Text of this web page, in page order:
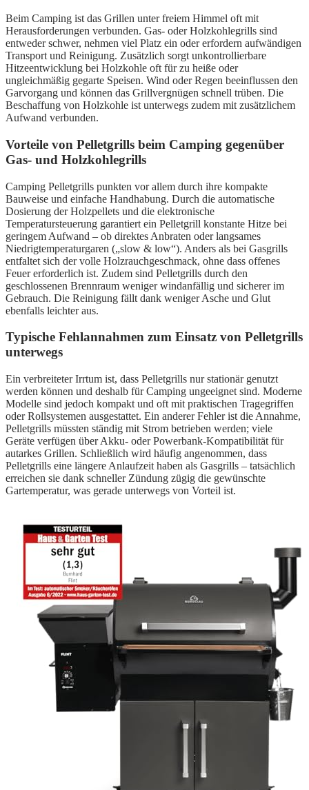
Beim Camping ist das Grillen unter freiem Himmel oft mit
Herausforderungen verbunden. Gas- oder Holzkohlegrills sind
entweder schwer, nehmen viel Platz ein oder erfordern aufwändigen
Transport und Reinigung. Zusätzlich sorgt unkontrollierbare
Hitzeentwicklung bei Holzkohle oft für zu heiße oder
ungleichmäßig gegarte Speisen. Wind oder Regen beeinflussen den
Garvorgang und können das Grillvergnügen schnell trüben. Die
Beschaffung von Holzkohle ist unterwegs zudem mit zusätzlichem
Aufwand verbunden.
Vorteile von Pelletgrills beim Camping gegenüber
Gas- und Holzkohlegrills
Camping Pelletgrills punkten vor allem durch ihre kompakte
Bauweise und einfache Handhabung. Durch die automatische
Dosierung der Holzpellets und die elektronische
Temperatursteuerung garantiert ein Pelletgrill konstante Hitze bei
geringem Aufwand – ob direktes Anbraten oder langsames
Niedrigtemperaturgaren („slow & low“). Anders als bei Gasgrills
entfaltet sich der volle Holzrauchgeschmack, ohne dass offenes
Feuer erforderlich ist. Zudem sind Pelletgrills durch den
geschlossenen Brennraum weniger windanfällig und sicherer im
Gebrauch. Die Reinigung fällt dank weniger Asche und Glut
ebenfalls leichter aus.
Typische Fehlannahmen zum Einsatz von Pelletgrills
unterwegs
Ein verbreiteter Irrtum ist, dass Pelletgrills nur stationär genutzt
werden können und deshalb für Camping ungeeignet sind. Moderne
Modelle sind jedoch kompakt und oft mit praktischen Tragegriffen
oder Rollsystemen ausgestattet. Ein anderer Fehler ist die Annahme,
Pelletgrills müssten ständig mit Strom betrieben werden; viele
Geräte verfügen über Akku- oder Powerbank-Kompatibilität für
autarkes Grillen. Schließlich wird häufig angenommen, dass
Pelletgrills eine längere Anlaufzeit haben als Gasgrills – tatsächlich
erreichen sie dank schneller Zündung zügig die gewünschte
Gartemperatur, was gerade unterwegs von Vorteil ist.